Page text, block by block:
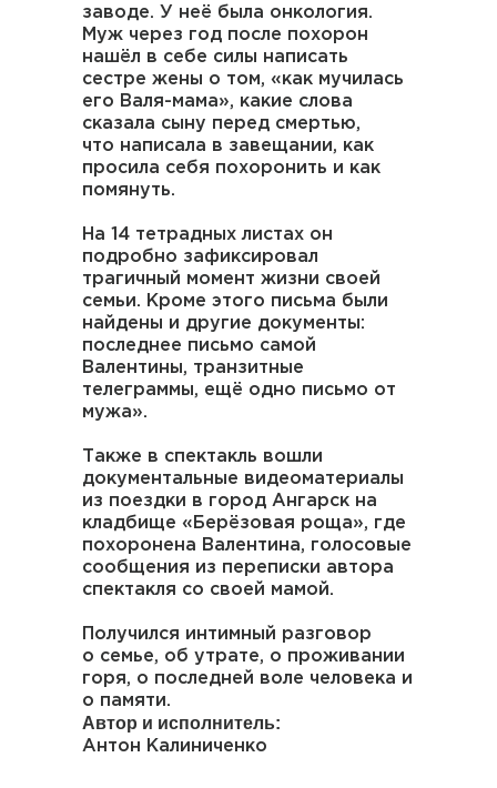
заводе. У неё была онкология.
Муж через год после похорон
нашёл в себе силы написать
сестре жены о том, «как мучилась
его Валя-мама», какие слова
сказала сыну перед смертью,
что написала в завещании, как
просила себя похоронить и как
помянуть.
На 14 тетрадных листах он
подробно зафиксировал
трагичный момент жизни своей
семьи. Кроме этого письма были
найдены и другие документы:
последнее письмо самой
Валентины, транзитные
телеграммы, ещё одно письмо от
мужа».
Также в спектакль вошли
документальные видеоматериалы
из поездки в город Ангарск на
кладбище «Берёзовая роща», где
похоронена Валентина, голосовые
сообщения из переписки автора
спектакля со своей мамой.
Получился интимный разговор
о семье, об утрате, о проживании
горя, о последней воле человека и
о памяти.
Автор и исполнитель:
Антон Калиниченко